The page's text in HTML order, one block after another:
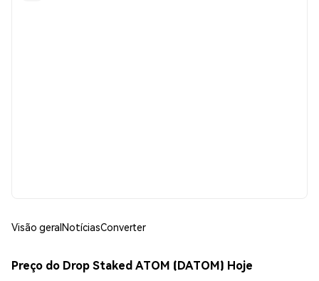
Visão geralNotíciasConverter
Preço do Drop Staked ATOM (DATOM) Hoje